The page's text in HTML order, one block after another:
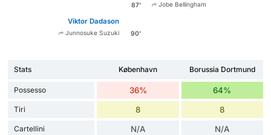
87' Jobe Bellingham
Viktor Dadason
Junnosuke Suzuki 90'
Stats København Borussia Dortmund
Possesso 36% 64%
Tiri 8 8
Cartellini N/A N/A